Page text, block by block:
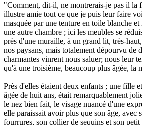
"Comment, dit-il, ne montrerais-je pas il la
illustre amie tout ce que je puis leur faire
masquée par une tenture en toile blanche
une autre chambre ; ici les meubles se
près d'une muraille, à un grand lit, très-
nos paysans, mais totalement dépourvu de
charmantes vinrent nous saluer; nous leur
qu'à une troisième, beaucoup plus âgée, la
Près d'elles étaient deux enfants ; une fille
âgée de huit ans, était remarquablement
le nez bien fait, le visage nuancé d'une
elle paraissait avoir plus que son âge, avec
fourrures, son collier de sequins et son